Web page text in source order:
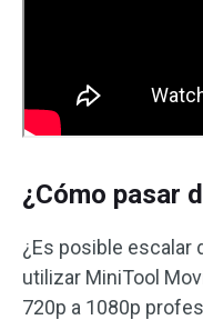
¿Cómo pasar
¿Es posible escalar
utilizar MiniTool
720p a 1080p